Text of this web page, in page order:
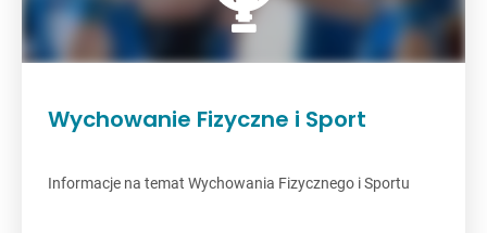
Wychowanie Fizyczne i Sport
Informacje na temat Wychowania Fizycznego i Sportu